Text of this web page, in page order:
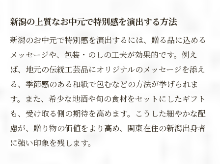
新潟の上質なお中元で特別感を演出する方法
新潟のお中元で特別感を演出するには、贈る品に込める
メッセージや、包装・のしの工夫が効果的です。例え
ば、地元の伝統工芸品にオリジナルのメッセージを添え
る、季節感のある和紙で包むなどの方法が挙げられま
す。また、希少な地酒や旬の食材をセットにしたギフト
も、受け取る側の期待を高めます。こうした細やかな配
慮が、贈り物の価値をより高め、関東在住の新潟出身者
に強い印象を残します。